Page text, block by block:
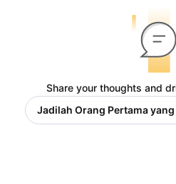
Share your thoughts and
Jadilah Orang Pertama